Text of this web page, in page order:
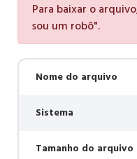
Para baixar o
sou um robô".
Nome do arquivo
Sistema
Tamanho do arquivo